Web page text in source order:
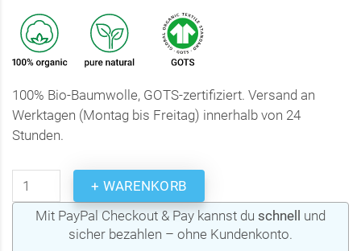
100% Bio-Baumwolle, GOTS-zertifiziert. Versand an
Werktagen (Montag bis Freitag) innerhalb von 24
Stunden.
+ WARENKORB
Mit PayPal Checkout & Pay kannst du schnell und
sicher bezahlen – ohne Kundenkonto.